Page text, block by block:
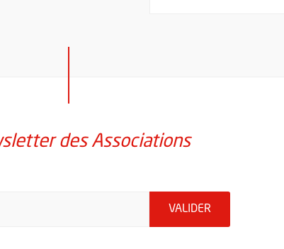
des Associations
d'information des associations de la ville d'Angers,
VALIDER ENVOYER